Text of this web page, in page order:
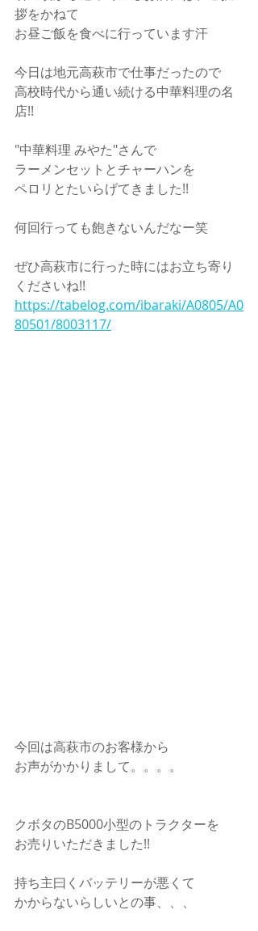
拶をかねて
お昼ご飯を食べに行っています汗
今日は地元高萩市で仕事だったので
高校時代から通い続ける中華料理の名
店!!
"中華料理 みやた"さんで
ラーメンセットとチャーハンを
ペロリとたいらげてきました!!
何回行っても飽きないんだなー笑
ぜひ高萩市に行った時にはお立ち寄り
くださいね!!
https://tabelog.com/ibaraki/A0805/A0
80501/8003117/
今回は高萩市のお客様から
お声がかかりまして。。。。
クボタのB5000小型のトラクターを
お売りいただきました!!
持ち主曰くバッテリーが悪くて
かからないらしいとの事、、、